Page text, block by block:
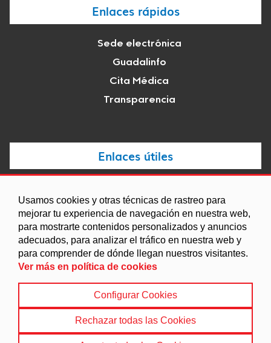
Usamos cookies y otras técnicas de rastreo para
mejorar tu experiencia de navegación en nuestra web,
para mostrarte contenidos personalizados y anuncios
adecuados, para analizar el tráfico en nuestra web y
para comprender de dónde llegan nuestros visitantes.
Ver más en política de cookies
Configurar Cookies
Rechazar todas las Cookies
Enlaces rápidos
Sede electrónica
Guadalinfo
Cita Médica
Transparencia
Enlaces útiles
Agenda
Ordenanzas
Entidades y asociaciones
© 2022 Ayuntamiento de Campotéjar
Política de Cookies